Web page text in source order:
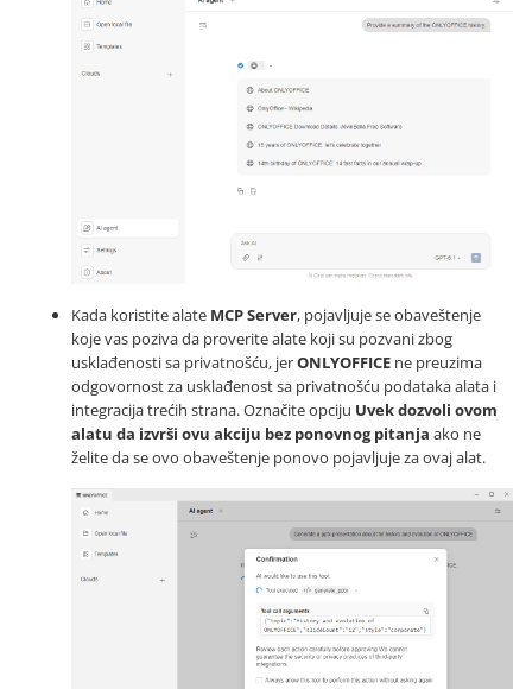
Kada koristite alate MCP Server, pojavljuje se obaveštenje
koje vas poziva da proverite alate koji su pozvani zbog
usklađenosti sa privatnošću, jerONLYOFFICE ne preuzima
odgovornost za usklađenost sa privatnošću podataka alata i
integracija trećih strana. Označite opciju Uvek dozvoli ovom
alatu da izvrši ovu akciju bez ponovnog pitanja ako ne
želite da se ovo obaveštenje ponovo pojavljuje za ovaj alat.